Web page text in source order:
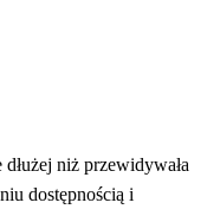
niż przewidywała
dostępnością i